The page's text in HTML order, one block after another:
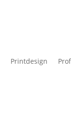
Printdesign